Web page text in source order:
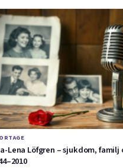
Lena Löfgren – sjukdom,